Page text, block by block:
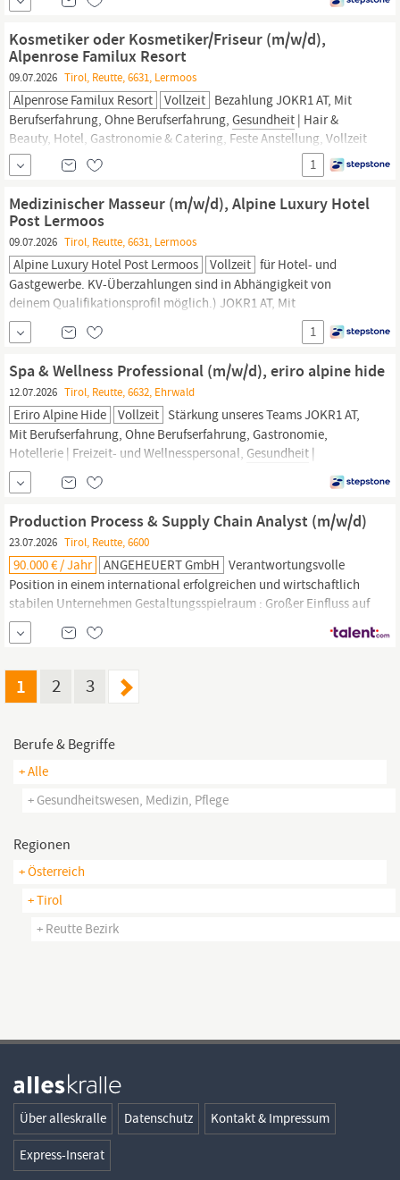
Kosmetiker oder Kosmetiker/Friseur (m/w/d),
Alpenrose Familux Resort
09.07.2026 Tirol, Reutte, 6631, Lermoos
Alpenrose Familux Resort Vollzeit Bezahlung JOKR1 AT, Mit
Berufserfahrung, Ohne Berufserfahrung, Gesundheit | Hair &
Beauty, Hotel, Gastronomie & Catering, Feste Anstellung, Vollzeit
1
Medizinischer Masseur (m/w/d), Alpine Luxury Hotel
Post Lermoos
09.07.2026 Tirol, Reutte, 6631, Lermoos
Alpine Luxury Hotel Post Lermoos Vollzeit für Hotel- und
Gastgewerbe. KV-Überzahlungen sind in Abhängigkeit von
deinem Qualifikationsprofil möglich.) JOKR1 AT, Mit
Berufserfahrung, Ohne Berufserfahrung,
Physiotherapie, Hotel, Gastronomie & Catering, Feste Anstellung,
1
Spa & Wellness Professional (m/w/d), eriro alpine hide
12.07.2026 Tirol, Reutte, 6632, Ehrwald
Eriro Alpine Hide Vollzeit Stärkung unseres Teams JOKR1 AT,
Mit Berufserfahrung, Ohne Berufserfahrung, Gastronomie,
Hotellerie | Freizeit- und Wellnesspersonal, Gesundheit |
Physiotherapie, Hotel, Gastronomie & Catering, Feste Anstellung,
Vollzeit
Production Process & Supply Chain Analyst (m/w/d)
23.07.2026 Tirol, Reutte, 6600
90.000 € / Jahr ANGEHEUERT GmbH Verantwortungsvolle
Position in einem international erfolgreichen und wirtschaftlich
stabilen Unternehmen Gestaltungsspielraum : Großer Einfluss auf
Entscheidungsprozesse sowie anspruchsvolle Aufgaben mit
Gestaltungsspielraum Arbeitsumfeld : Moderne Infrastruktur, gut
wertschätzende Du Kultur im gesamten Unternehmen
& Vorsorge :
1 2 3
Berufe & Begriffe
+ Alle
+ Gesundheitswesen, Medizin, Pflege
Regionen
+ Österreich
+ Tirol
+ Reutte Bezirk
Über alleskralle Datenschutz Kontakt & Impressum
Express-Inserat